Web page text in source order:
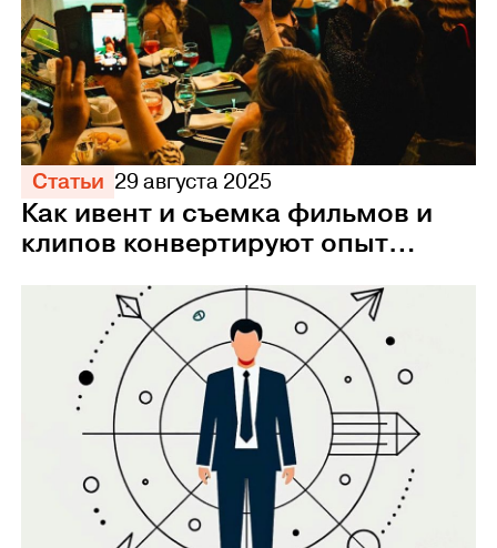
Статьи 29 августа 2025
Как ивент и съемка фильмов и
клипов конвертируют опыт